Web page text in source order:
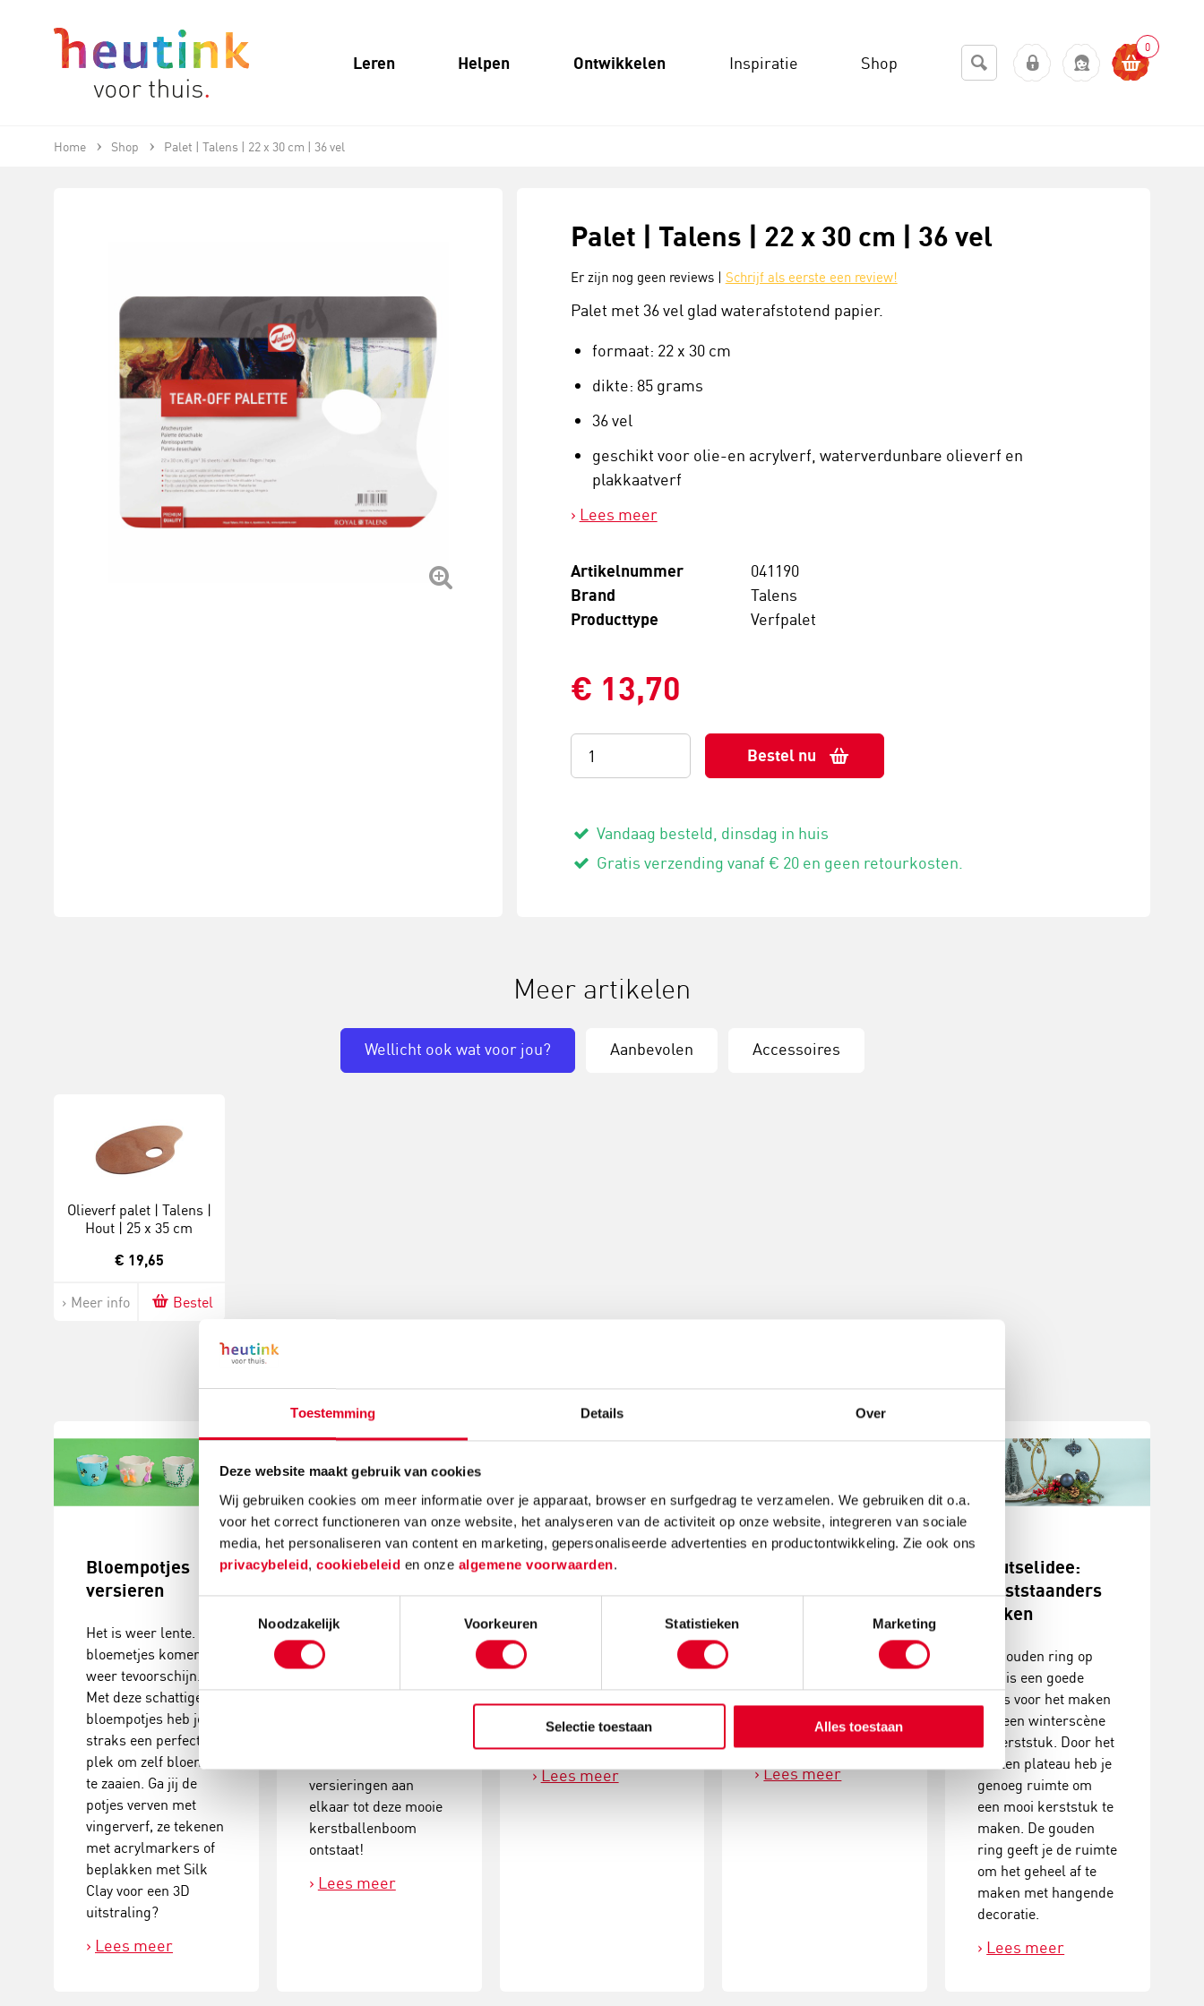
Toestemming Details Over
Deze website maakt gebruik van cookies
Wij gebruiken cookies om meer informatie over je apparaat, browser en surfgedrag te verzamelen. We gebruiken dit o.a.
voor het correct functioneren van onze website, het analyseren van de activiteit op onze website, integreren van sociale
media, het personaliseren van content en marketing, gepersonaliseerde advertenties en productontwikkeling. Zie ook ons
privacybeleid, cookiebeleid en onze algemene voorwaarden.
Noodzakelijk
Voorkeuren Statistieken Marketing
Selectie toestaan Alles toestaan
Leren Helpen Ontwikkelen Inspiratie Shop
0
Home Shop Palet | Talens | 22 x 30 cm | 36 vel
Palet | Talens | 22 x 30 cm | 36 vel
Er zijn nog geen reviews | Schrijf als eerste een review!
Palet met 36 vel glad waterafstotend papier.
formaat: 22 x 30 cm
dikte: 85 grams
36 vel
geschikt voor olie-en acrylverf, waterverdunbare olieverf en
plakkaatverf
Lees meer
Artikelnummer 041190
Brand Talens
Producttype Verfpalet
€ 13,70
Bestel nu
Vandaag besteld, dinsdag in huis
Gratis verzending vanaf € 20 en geen retourkosten.
Meer artikelen
Wellicht ook wat voor jou? Aanbevolen Accessoires
Olieverf palet | Talens |
Hout | 25 x 35 cm
€ 19,65
Meer info Bestel
Gerelateerde nieuwsberichten
Bloempotjes
versieren
Het is weer lente. De
bloemetjes komen
weer tevoorschijn.
Met deze schattige
bloempotjes heb je
straks een perfecte
plek om zelf bloemen
te zaaien. Ga jij de
potjes verven met
vingerverf, ze tekenen
met acrylmarkers of
beplakken met Silk
Clay voor een 3D
uitstraling?
Lees meer
Knutselidee:
kerstballenboom
maken
Deze
versieringen aan
elkaar tot deze mooie
kerstballenboom
ontstaat!
Lees meer
Knutselidee:
kersthanger met
gemak kerstballen in
de vorm van een
Lees meer
maken
Maak kerstukjes met
activiteit met prachtig
Lees meer
Knutselidee:
kerststaanders
maken
De gouden ring op
voet is een goede
basis voor het maken
van een winterscène
of kerststuk. Door het
houten plateau heb je
genoeg ruimte om
een mooi kerststuk te
maken. De gouden
ring geeft je de ruimte
om het geheel af te
maken met hangende
decoratie.
Lees meer